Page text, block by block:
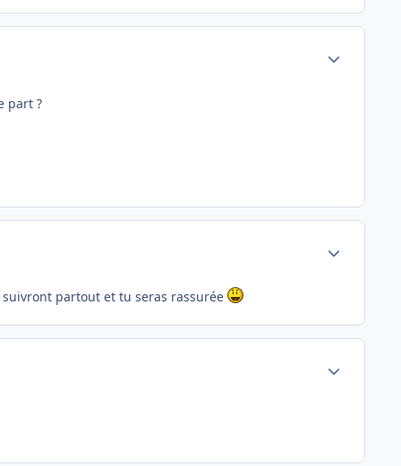
part ?
partout et tu seras rassurée